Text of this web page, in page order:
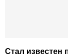
Стал известен